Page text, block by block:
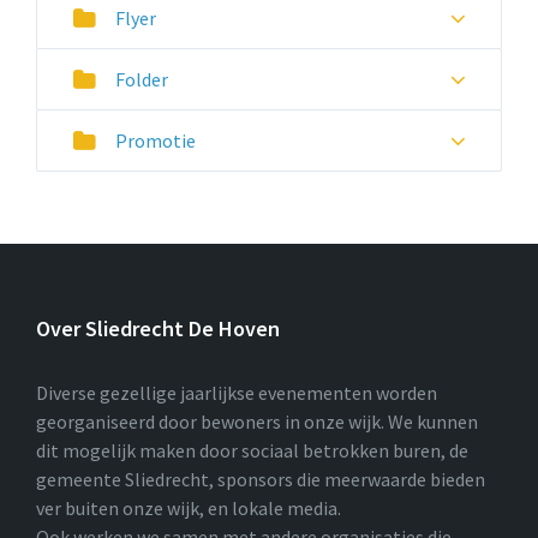
Flyer
Folder
Promotie
Over Sliedrecht De Hoven
Diverse gezellige jaarlijkse evenementen worden
georganiseerd door bewoners in onze wijk. We kunnen
dit mogelijk maken door sociaal betrokken buren, de
gemeente Sliedrecht, sponsors die meerwaarde bieden
ver buiten onze wijk, en lokale media.